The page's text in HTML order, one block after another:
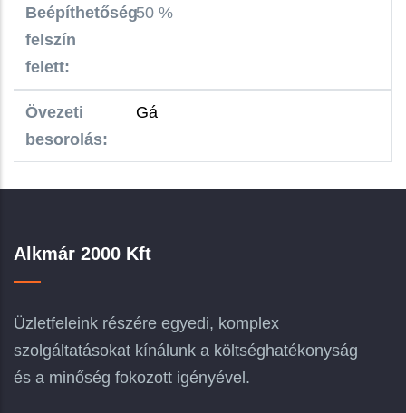
Beépíthetőség
felszín
felett:
50 %
Övezeti
besorolás:
Gá
Alkmár 2000 Kft
Üzletfeleink részére egyedi, komplex
szolgáltatásokat kínálunk a költséghatékonyság
és a minőség fokozott igényével.